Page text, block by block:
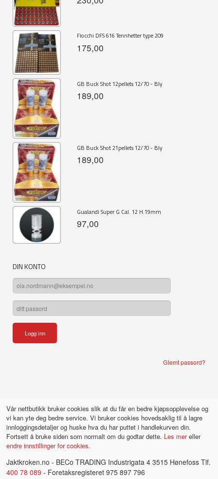
Fiocchi DFS 616 Tennhetter type 209
175,00
GB Buck Shot 12pellets 12/70 - Bly
189,00
GB Buck Shot 21pellets 12/70 - Bly
189,00
Gualandi Super G Cal. 12 H.19mm
97,00
DIN KONTO
Glemt passord?
Vår nettbutikk bruker cookies slik at du får en bedre kjøpsopplevelse og
vi kan yte deg bedre service. Vi bruker cookies hovedsaklig til å lagre
innloggingsdetaljer og huske hva du har puttet i handlekurven din.
Fortsett å bruke siden som normalt om du godtar dette. Les mereller
endre innstillinger for cookies.
Jaktkroken.no - BECo TRADING Industrigata 4 3515 Hønefoss Tlf.
400 78 089 - Foretaksregisteret 975 897 796